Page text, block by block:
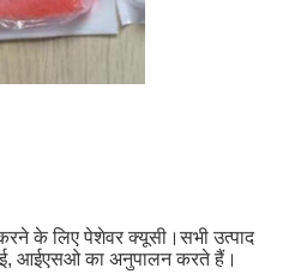
के लिए पेशेवर क्यूसी।सभी उत्पाद
आईएसओ का अनुपालन करते हैं।